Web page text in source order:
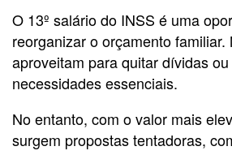
O 13º salário do INSS é uma
reorganizar o orçamento
aproveitam para quitar dívidas
necessidades essenciais.
No entanto, com o valor mais
surgem propostas tentadoras,